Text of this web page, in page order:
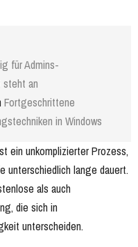
für Admins-
steht an
Fortgeschrittene
in Windows
ein unkomplizierter Prozess,
unterschiedlich lange dauert.
als auch
die sich in
unterscheiden.